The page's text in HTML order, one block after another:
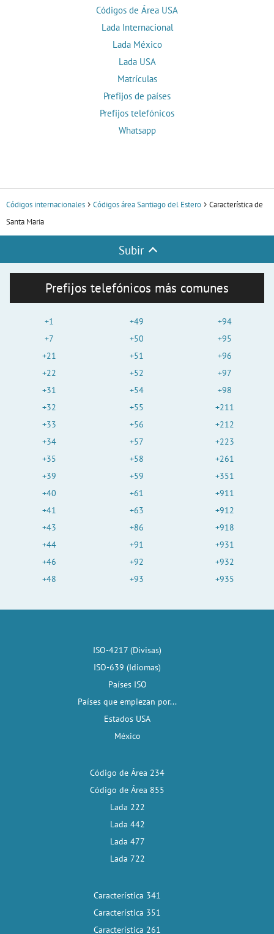
Códigos de Área USA
Lada Internacional
Lada México
Lada USA
Matrículas
Prefijos de países
Prefijos telefónicos
Whatsapp
Códigos internacionales Códigos área Santiago del Estero
Característica de
Santa Maria
Subir
Prefijos telefónicos más comunes
+1
+7
+21
+22
+31
+32
+33
+34
+35
+39
+40
+41
+43
+44
+46
+48
+49
+50
+51
+52
+54
+55
+56
+57
+58
+59
+61
+63
+86
+91
+92
+93
+94
+95
+96
+97
+98
+211
+212
+223
+261
+351
+911
+912
+918
+931
+932
+935
ISO-4217 (Divisas)
ISO-639 (Idiomas)
Países ISO
Países que empiezan por...
Estados USA
México
Código de Área 234
Código de Área 855
Lada 222
Lada 442
Lada 477
Lada 722
Característica 341
Característica 351
Característica 261